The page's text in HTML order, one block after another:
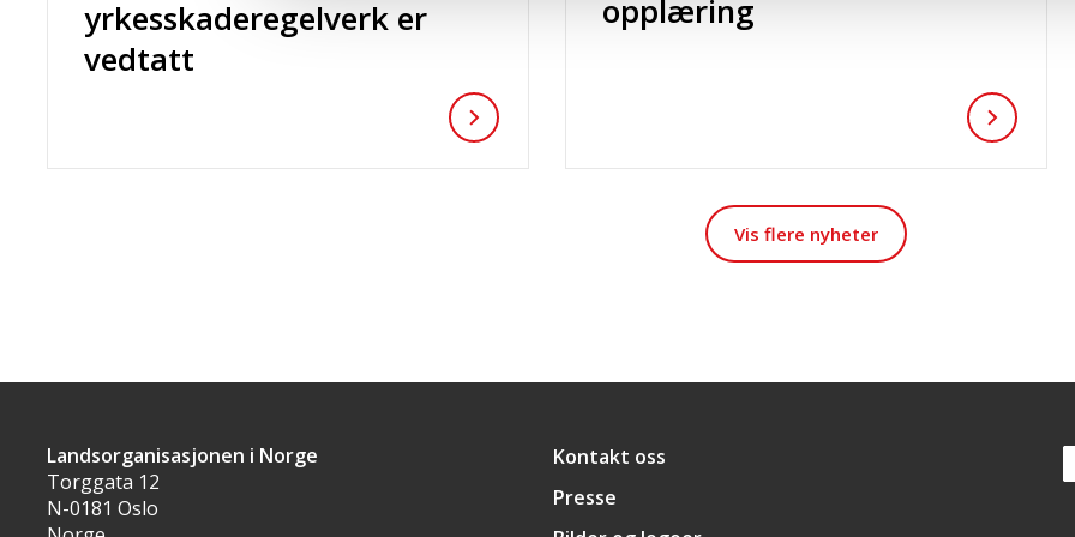
yrkesskaderegelverk er
vedtatt
opplæring
Vis flere nyheter
Landsorganisasjonen i Norge
Torggata 12
N-0181 Oslo
Snarveier
Kontakt oss
Presse